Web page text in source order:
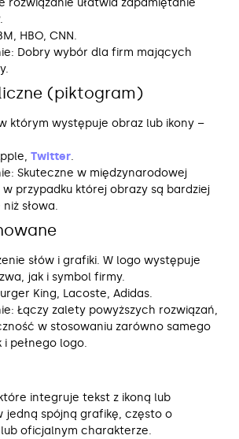
rozwiązanie ułatwia zapamiętanie
HBO, CNN.
Dobry wybór dla firm mających
(piktogram)
którym występuje obraz lub ikony –
Twitter.
Skuteczne w międzynarodowej
w przypadku której obrazy są bardziej
słowa.
słów i grafiki. W logo występuje
jak i symbol firmy.
King, Lacoste, Adidas.
Łączy zalety powyższych rozwiązań,
w stosowaniu zarówno samego
i pełnego logo.
integruje tekst z ikoną lub
jedną spójną grafikę, często o
oficjalnym charakterze.